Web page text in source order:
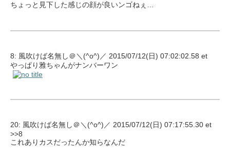
ちょっと見下した感じの顔が良いンゴねぇ…
8: 風吹けば名無し＠＼(^o^)／ 2015/07/12(日) 07:02:02.58 et
やっぱり雅ちゃんがナンバーワン
20: 風吹けば名無し＠＼(^o^)／ 2015/07/12(日) 07:17:55.30 et
>>8
これありカスだったんか知らなんだ